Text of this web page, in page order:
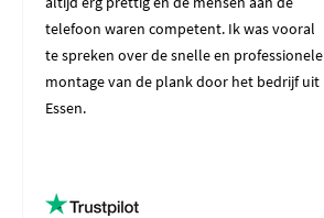
telefoon waren competent. Ik was vooral
te spreken over de snelle en professionele
montage van de plank door het bedrijf uit
Essen.